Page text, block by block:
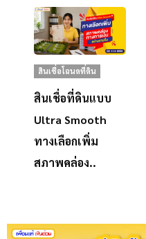
สินเชื่อโฉนดที่ดิน
สินเชื่อที่ดินแบบ
Ultra Smooth
ทางเลือกเพิ่ม
สภาพคล่อง..